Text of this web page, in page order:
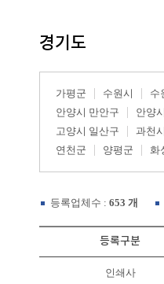
경기도
가평군 수원시 수
안양시 만안구
안양
고양시 일산구
과천시
연천군
양평군 화
등록업체수 : 653 개
등록구분
인쇄사